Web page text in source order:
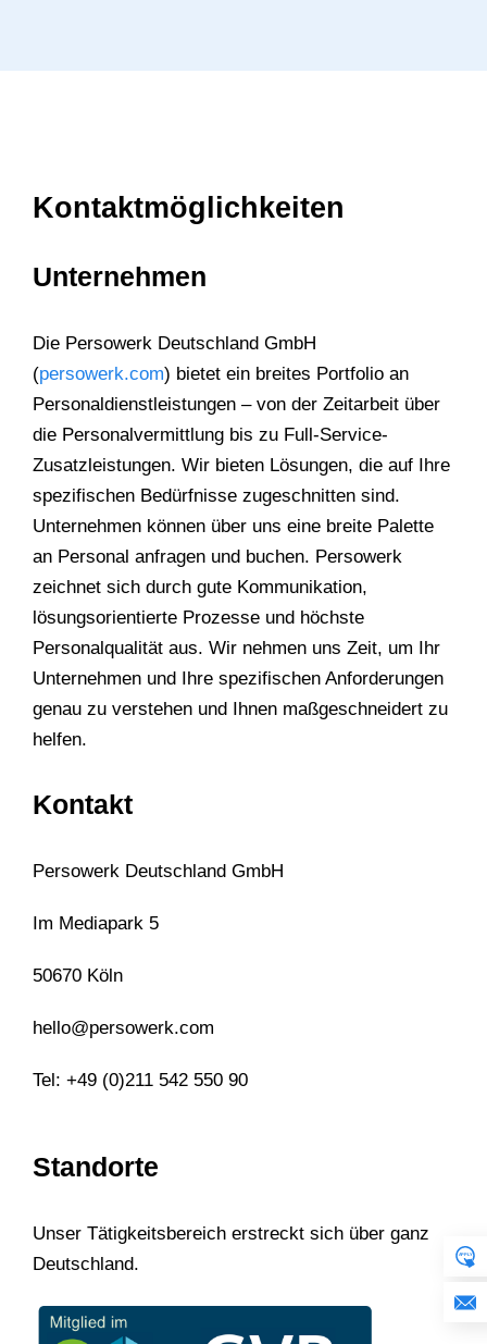
Kontaktmöglichkeiten
Unternehmen
Die Persowerk Deutschland GmbH
(persowerk.com) bietet ein breites Portfolio an
Personaldienstleistungen – von der Zeitarbeit über
die Personalvermittlung bis zu Full-Service-
Zusatzleistungen. Wir bieten Lösungen, die auf Ihre
spezifischen Bedürfnisse zugeschnitten sind.
Unternehmen können über uns eine breite Palette
an Personal anfragen und buchen. Persowerk
zeichnet sich durch gute Kommunikation,
lösungsorientierte Prozesse und höchste
Personalqualität aus. Wir nehmen uns Zeit, um Ihr
Unternehmen und Ihre spezifischen Anforderungen
genau zu verstehen und Ihnen maßgeschneidert zu
helfen.
Kontakt
Persowerk Deutschland GmbH
Im Mediapark 5
50670 Köln
hello@persowerk.com
Tel: +49 (0)211 542 550 90
Standorte
Unser Tätigkeitsbereich erstreckt sich über ganz
Deutschland.